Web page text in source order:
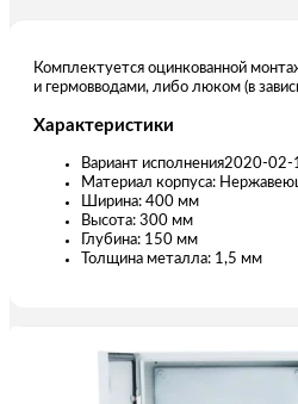
Комплектуется оцинкованной
и гермовводами, либо люком (в
Характеристики
Вариант исполнения2020-
Материал корпуса:
Ширина: 400 мм
Высота: 300 мм
Глубина: 150 мм
Толщина металла: 1,5 мм